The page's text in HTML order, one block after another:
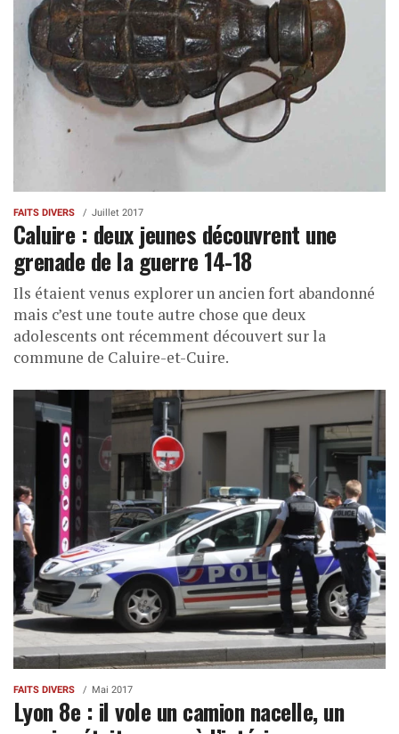
FAITS DIVERS Juillet 2017
Caluire : deux jeunes découvrent une
grenade de la guerre 14-18
Ils étaient venus explorer un ancien fort abandonné
mais c’est une toute autre chose que deux
adolescents ont récemment découvert sur la
commune de Caluire-et-Cuire.
FAITS DIVERS Mai 2017
Lyon 8e : il vole un camion nacelle, un